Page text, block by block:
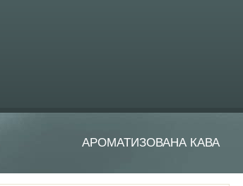
АРОМАТИЗОВАНА КАВА